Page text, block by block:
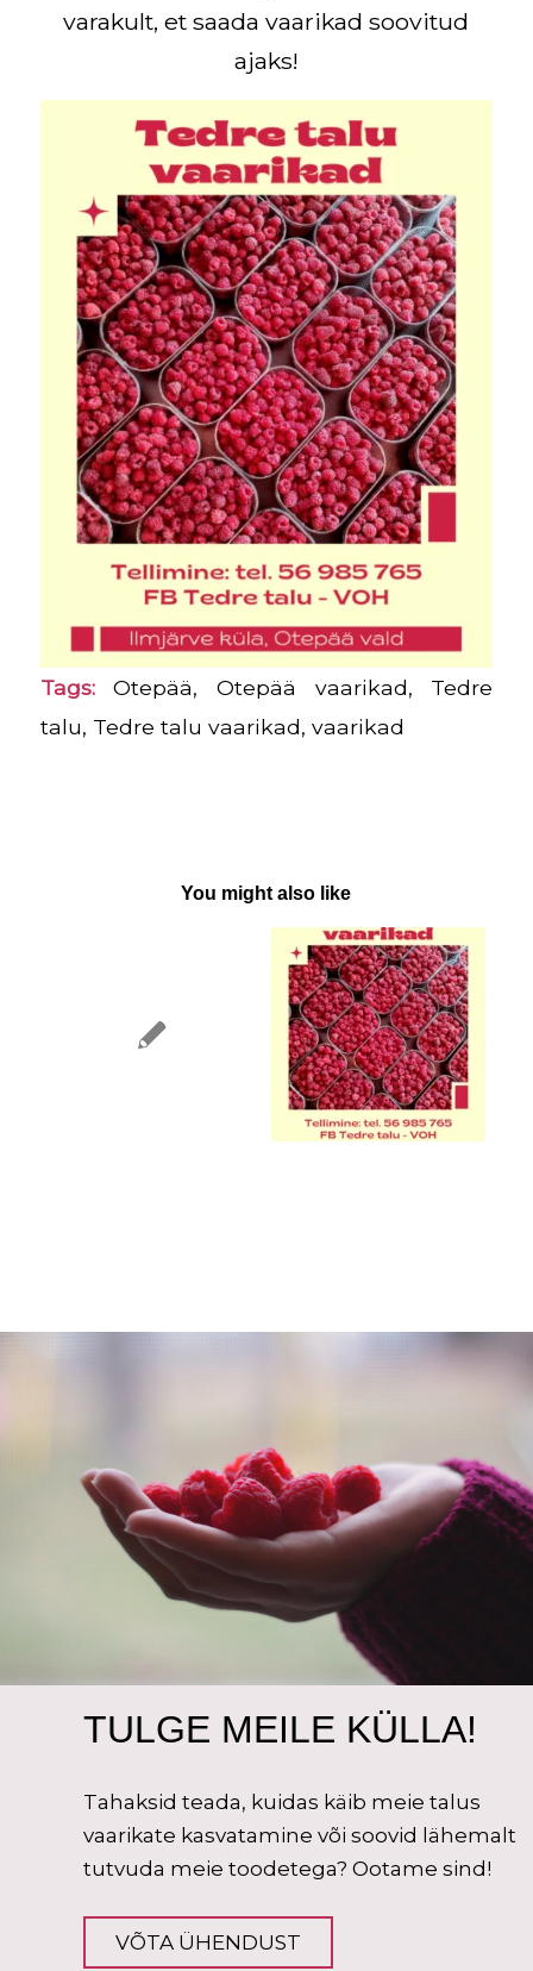
varakult, et saada vaarikad soovitud
ajaks!
Tags: Otepää, Otepää vaarikad, Tedre
talu, Tedre talu vaarikad, vaarikad
You might also like
TULGE MEILE KÜLLA!
Tahaksid teada, kuidas käib meie talus
vaarikate kasvatamine või soovid lähemalt
tutvuda meie toodetega? Ootame sind!
VÕTA ÜHENDUST